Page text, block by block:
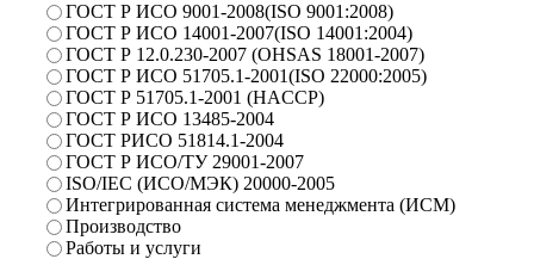
ГОСТ Р ИСО 9001-2008(ISO 9001:2008)
ГОСТ Р ИСО 14001-2007(ISO 14001:2004)
ГОСТ Р 12.0.230-2007 (OHSAS 18001-2007)
ГОСТ Р ИСО 51705.1-2001(ISO 22000:2005)
ГОСТ Р 51705.1-2001 (HACCP)
ГОСТ Р ИСО 13485-2004
ГОСТ РИСО 51814.1-2004
ГОСТ Р ИСО/ТУ 29001-2007
ISO/IEC (ИСО/МЭК) 20000-2005
Интегрированная система менеджмента (ИСМ)
Производство
Работы и услуги